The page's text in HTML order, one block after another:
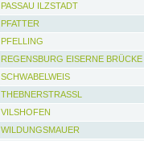
PASSAU ILZSTADT
PFATTER
PFELLING
REGENSBURG EISERNE BRÜCKE
SCHWABELWEIS
THEBNERSTRASSL
VILSHOFEN
WILDUNGSMAUER